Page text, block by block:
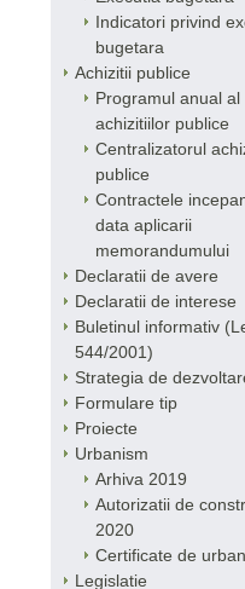
Indicatori privind
bugetara
Achizitii publice
Programul anual al
achizitiilor publice
Centralizatorul
publice
Contractele
data aplicarii
memorandumului
Declaratii de avere
Declaratii de interese
Buletinul informativ
544/2001)
Strategia de
Formulare tip
Proiecte
Urbanism
Arhiva 2019
Autorizatii de
2020
Certificate de
Legislatie